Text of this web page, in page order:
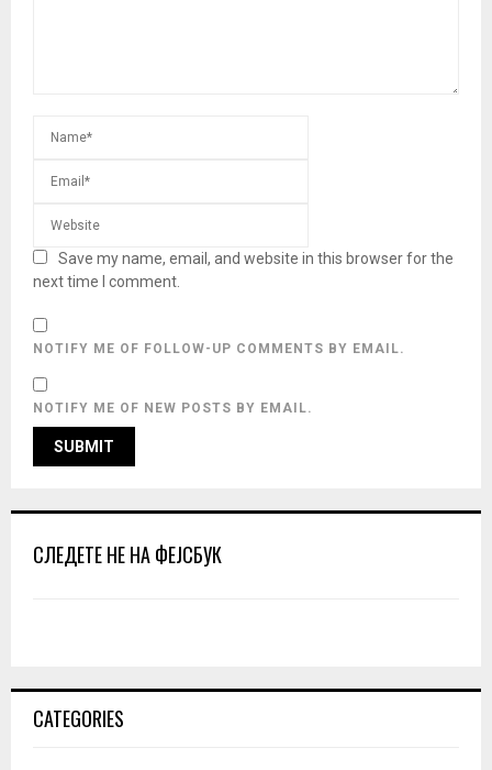
Save my name, email, and website in this browser for the
next time I comment.
NOTIFY ME OF FOLLOW-UP COMMENTS BY EMAIL.
NOTIFY ME OF NEW POSTS BY EMAIL.
СЛЕДЕТЕ НЕ НА ФЕЈСБУК
CATEGORIES